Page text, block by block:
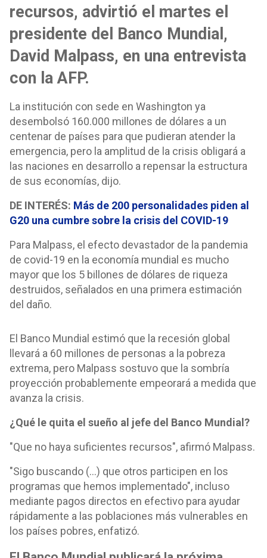
recursos, advirtió el martes el
presidente del Banco Mundial,
David Malpass, en una entrevista
con la AFP.
La institución con sede en Washington ya
desembolsó 160.000 millones de dólares a un
centenar de países para que pudieran atender la
emergencia, pero la amplitud de la crisis obligará a
las naciones en desarrollo a repensar la estructura
de sus economías, dijo.
DE INTERÉS: Más de 200 personalidades piden al
G20 una cumbre sobre la crisis del COVID-19
Para Malpass, el efecto devastador de la pandemia
de covid-19 en la economía mundial es mucho
mayor que los 5 billones de dólares de riqueza
destruidos, señalados en una primera estimación
del daño.
El Banco Mundial estimó que la recesión global
llevará a 60 millones de personas a la pobreza
extrema, pero Malpass sostuvo que la sombría
proyección probablemente empeorará a medida que
avanza la crisis.
¿Qué le quita el sueño al jefe del Banco Mundial?
"Que no haya suficientes recursos", afirmó Malpass.
"Sigo buscando (...) que otros participen en los
programas que hemos implementado", incluso
mediante pagos directos en efectivo para ayudar
rápidamente a las poblaciones más vulnerables en
los países pobres, enfatizó.